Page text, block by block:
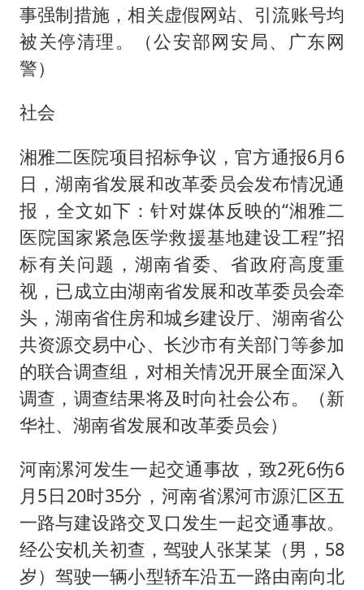
事强制措施，相关虚假网站、引流账号均
被关停清理。（公安部网安局、广东网
警）
社会
湘雅二医院项目招标争议，官方通报6月6
日，湖南省发展和改革委员会发布情况通
报，全文如下：针对媒体反映的“湘雅二
医院国家紧急医学救援基地建设工程”招
标有关问题，湖南省委、省政府高度重
视，已成立由湖南省发展和改革委员会牵
头，湖南省住房和城乡建设厅、湖南省公
共资源交易中心、长沙市有关部门等参加
的联合调查组，对相关情况开展全面深入
调查，调查结果将及时向社会公布。（新
华社、湖南省发展和改革委员会）
河南漯河发生一起交通事故，致2死6伤6
月5日20时35分，河南省漯河市源汇区五
一路与建设路交叉口发生一起交通事故。
经公安机关初查，驾驶人张某某（男，58
岁）驾驶一辆小型轿车沿五一路由南向北